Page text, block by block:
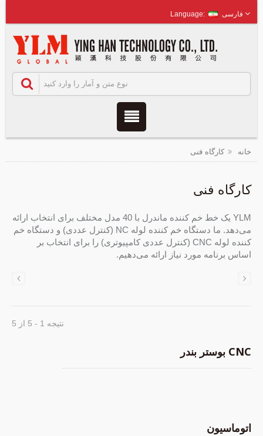
فارسی
خانه کارگاه فنی
کارگاه فنی
YLM یک خط خم کننده ماندرل با 40 مدل مختلف برای انتخاب ارائه
می‌دهد. ما دستگاه خم کننده لوله NC (کنترل عددی) و دستگاه خم
کننده لوله CNC (کنترل عددی کامپیوتری) را برای انتخاب بر
اساس برنامه مورد نیاز ارائه می‌دهیم.
نتیجه 1 - 5 از 5
CNC بوستر بندر
اتوماسیون